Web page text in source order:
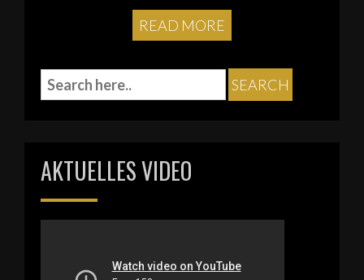
READ MORE
AKTUELLES VIDEO